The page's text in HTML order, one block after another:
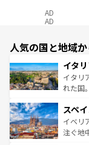
AD
AD
人気の国と地域
イタ
イタリ
れた国。
ろん、
景など
ピザや
スペ
イベリ
注ぐ地